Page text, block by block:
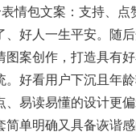
情包文案：支持、点
、好人一生平安。随
图案创作，打造具有
。好看用户下沉且年
、易读易懂的设计更
简单明确又具备诙谐感